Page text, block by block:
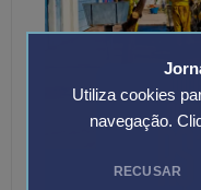
Utiliza cookies
navegação.
RECUSAR